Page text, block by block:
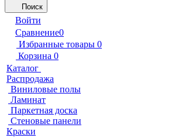
Поиск
Войти
Сравнение0
Избранные товары 0
Корзина 0
Каталог
Распродажа
Виниловые полы
Ламинат
Паркетная доска
Стеновые панели
Краски